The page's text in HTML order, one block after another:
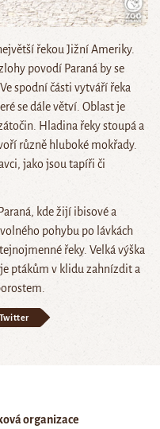
řekou Jižní Ameriky.
povodí Paraná by se
spodní části vytváří řeka
se dále větví. Oblast je
Hladina řeky stoupá a
různě hluboké mokřady.
jako jsou tapíři či
kde žijí ibisové a
pohybu po lávkách
řeky. Velká výška
ptákům v klidu zahnízdit a
organizace